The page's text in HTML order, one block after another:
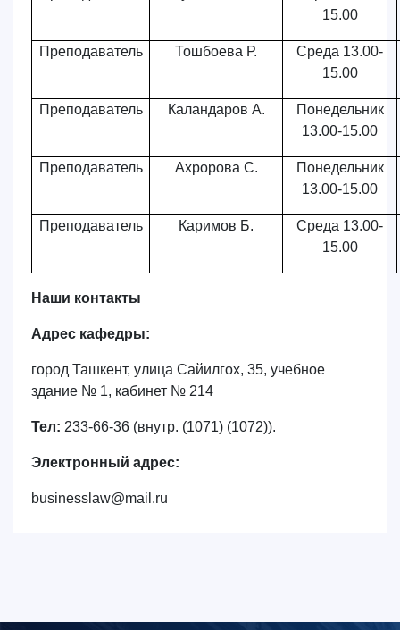
15.00
Преподаватель Тошбоева Р.
Среда 13.00-
15.00
Преподаватель Каландаров А.
Понедельник
13.00-15.00
Преподаватель Ахророва С.
Понедельник
13.00-15.00
Преподаватель Каримов Б.
Среда 13.00-
15.00
Наши контакты
Адрес кафедры:
город Ташкент, улица Cайилгох, 35, учебное
здание № 1, кабинет № 214
Тел: 233-66-36 (внутр. (1071) (1072)).
Электронный адрес:
businesslaw@mail.ru